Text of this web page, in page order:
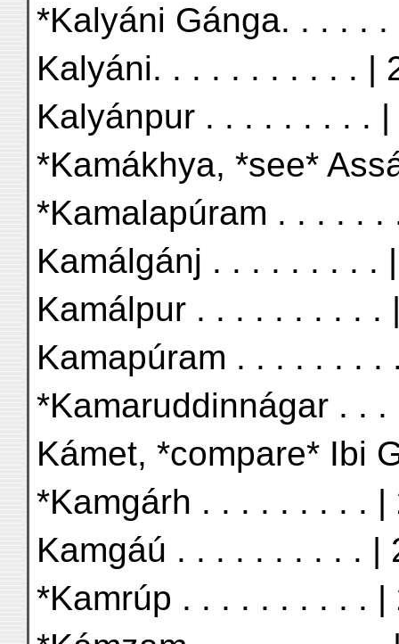
*Kalyáni Gánga. . . . . .
Kalyáni. . . . . . . . . . . |
Kalyánpur . . . . . . . . .
*Kamákhya, *see*
*Kamalapúram . . . . . .
Kamálgánj . . . . . . . . .
Kamálpur . . . . . . . . . .
Kamapúram . . . . . . . .
*Kamaruddinnágar . . .
Kámet, *compare* Ibi
*Kamgárh . . . . . . . . . |
Kamgáú . . . . . . . . . . |
*Kamrúp . . . . . . . . . . |